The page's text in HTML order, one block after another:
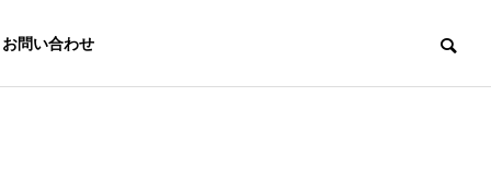
お問い合わせ